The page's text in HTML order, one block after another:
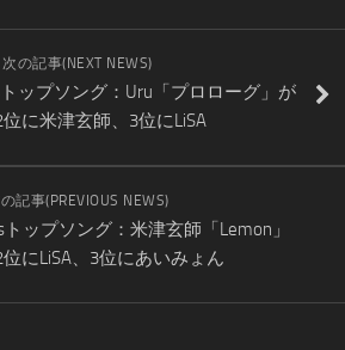
次の記事(NEXT NEWS)
ップソング：Uru「プロローグ」が
位に米津玄師、3位にLiSA
記事(PREVIOUS NEWS)
ップソング：米津玄師「Lemon」
にLiSA、3位にあいみょん